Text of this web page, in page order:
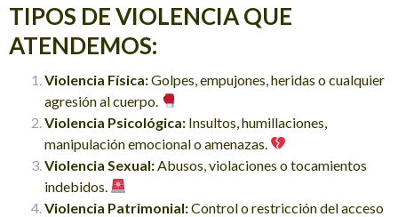
TIPOS DE VIOLENCIA QUE
ATENDEMOS:
Violencia Física:Golpes, empujones, heridas o cualquier
agresión al cuerpo.
Violencia Psicológica: Insultos, humillaciones,
manipulación emocional o amenazas.
Violencia Sexual: Abusos, violaciones o tocamientos
indebidos.
Violencia Patrimonial:Control o restricción del acceso